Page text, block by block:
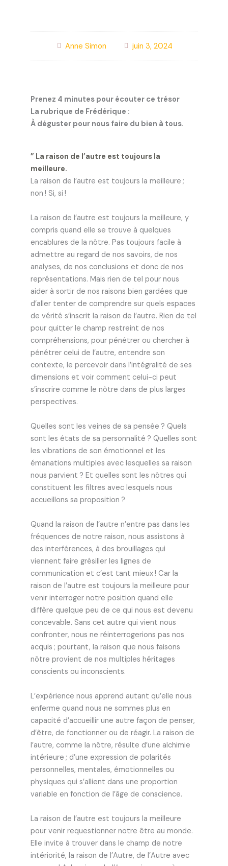
Anne Simon juin 3, 2024
Prenez 4 minutes pour écouter ce trésor
La rubrique de Frédérique :
À déguster pour nous faire du bien à tous.
” La raison de l’autre est toujours la
meilleure.
La raison de l’autre est toujours la meilleure ;
non ! Si, si !
La raison de l’autre est toujours la meilleure, y
compris quand elle se trouve à quelques
encablures de la nôtre. Pas toujours facile à
admettre au regard de nos savoirs, de nos
analyses, de nos conclusions et donc de nos
représentations. Mais rien de tel pour nous
aider à sortir de nos raisons bien gardées que
d’aller tenter de comprendre sur quels espaces
de vérité s’inscrit la raison de l’autre. Rien de tel
pour quitter le champ restreint de nos
compréhensions, pour pénétrer ou chercher à
pénétrer celui de l’autre, entendre son
contexte, le percevoir dans l’intégralité de ses
dimensions et voir comment celui-ci peut
s’inscrire comme le nôtre dans de plus larges
perspectives.
Quelles sont les veines de sa pensée ? Quels
sont les états de sa personnalité ? Quelles sont
les vibrations de son émotionnel et les
émanations multiples avec lesquelles sa raison
nous parvient ? Et quelles sont les nôtres qui
constituent les filtres avec lesquels nous
accueillons sa proposition ?
Quand la raison de l’autre n’entre pas dans les
fréquences de notre raison, nous assistons à
des interférences, à des brouillages qui
viennent faire grésiller les lignes de
communication et c’est tant mieux ! Car la
raison de l’autre est toujours la meilleure pour
venir interroger notre position quand elle
diffère quelque peu de ce qui nous est devenu
concevable. Sans cet autre qui vient nous
confronter, nous ne réinterrogerions pas nos
acquis ; pourtant, la raison que nous faisons
nôtre provient de nos multiples héritages
conscients ou inconscients.
L’expérience nous apprend autant qu’elle nous
enferme quand nous ne sommes plus en
capacité d’accueillir une autre façon de penser,
d’être, de fonctionner ou de réagir. La raison de
l’autre, comme la nôtre, résulte d’une alchimie
intérieure ; d’une expression de polarités
personnelles, mentales, émotionnelles ou
physiques qui s’allient dans une proportion
variable en fonction de l’âge de conscience.
La raison de l’autre est toujours la meilleure
pour venir requestionner notre être au monde.
Elle invite à trouver dans le champ de notre
intériorité, la raison de l’Autre, de l’Autre avec